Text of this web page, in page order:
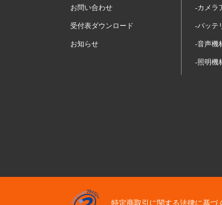
お問い合わせ
受付表ダウンロード
お知らせ
-カメラ
-バッテ
-音声機
-照明機
特定商取引に関する法律に基づ